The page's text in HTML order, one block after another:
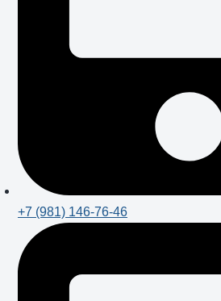
+7 (981) 146-76-46